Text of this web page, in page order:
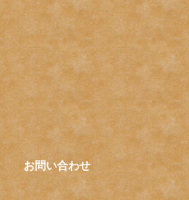
お問い合わせ